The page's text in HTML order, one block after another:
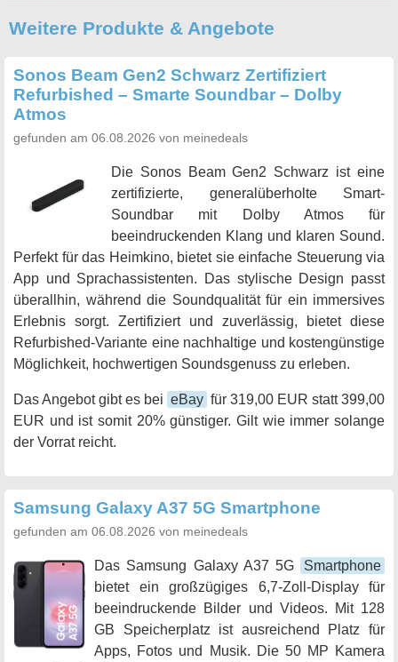
Weitere Produkte & Angebote
Sonos Beam Gen2 Schwarz Zertifiziert
Refurbished – Smarte Soundbar – Dolby
Atmos
gefunden am 06.08.2026 von meinedeals
Die Sonos Beam Gen2 Schwarz ist eine
zertifizierte, generalüberholte Smart-
Soundbar mit Dolby Atmos für
beeindruckenden Klang und klaren Sound.
Perfekt für das Heimkino, bietet sie einfache Steuerung via
App und Sprachassistenten. Das stylische Design passt
überallhin, während die Soundqualität für ein immersives
Erlebnis sorgt. Zertifiziert und zuverlässig, bietet diese
Refurbished-Variante eine nachhaltige und kostengünstige
Möglichkeit, hochwertigen Soundsgenuss zu erleben.
Das Angebot gibt es bei eBay für 319,00 EUR statt 399,00
EUR und ist somit 20% günstiger. Gilt wie immer solange
der Vorrat reicht.
Samsung Galaxy A37 5G Smartphone
gefunden am 06.08.2026 von meinedeals
Das Samsung Galaxy A37 5G
Smartphone
bietet ein großzügiges 6,7-Zoll-Display für
beeindruckende Bilder und Videos. Mit 128
GB Speicherplatz ist ausreichend Platz für
Apps, Fotos und Musik. Die 50 MP Kamera